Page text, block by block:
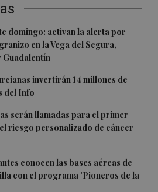
domingo: activan la alerta por
en la Vega del Segura,
Guadalentín
invertirán 14 millones de
del Info
serán llamadas para el primer
riesgo personalizado de cáncer
conocen las bases aéreas de
con el programa 'Pioneros de la